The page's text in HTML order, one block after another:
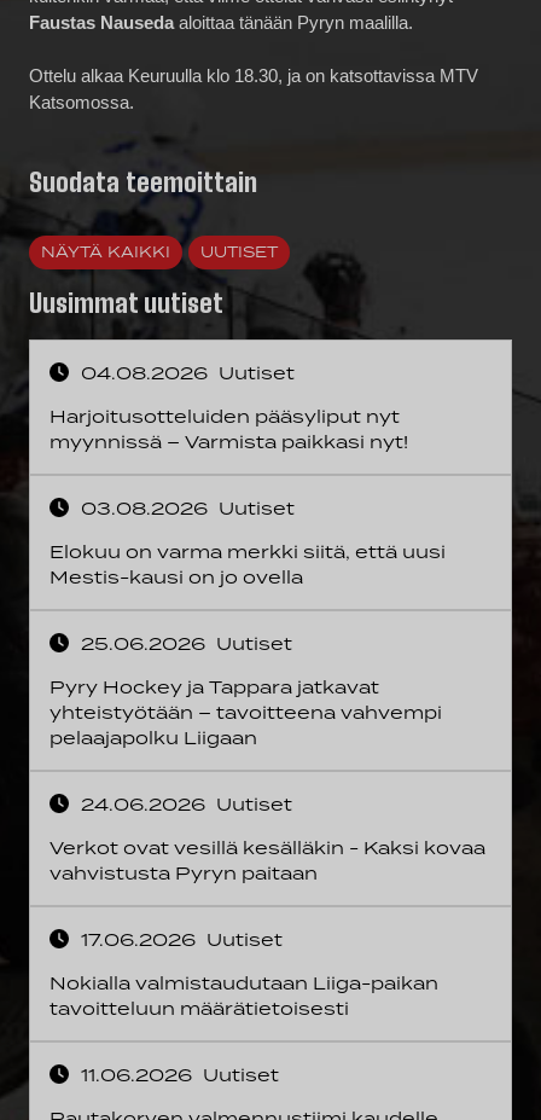
Faustas Nauseda aloittaa tänään Pyryn maalilla.
Ottelu alkaa Keuruulla klo 18.30, ja on katsottavissa MTV
Katsomossa.
Suodata teemoittain
NÄYTÄ KAIKKI UUTISET
Uusimmat uutiset
04.08.2026 Uutiset
Harjoitusotteluiden pääsyliput nyt
myynnissä – Varmista paikkasi nyt!
03.08.2026 Uutiset
Elokuu on varma merkki siitä, että uusi
Mestis-kausi on jo ovella
25.06.2026 Uutiset
Pyry Hockey ja Tappara jatkavat
yhteistyötään – tavoitteena vahvempi
pelaajapolku Liigaan
24.06.2026 Uutiset
Verkot ovat vesillä kesälläkin - Kaksi kovaa
vahvistusta Pyryn paitaan
17.06.2026 Uutiset
Nokialla valmistaudutaan Liiga-paikan
tavoitteluun määrätietoisesti
11.06.2026 Uutiset